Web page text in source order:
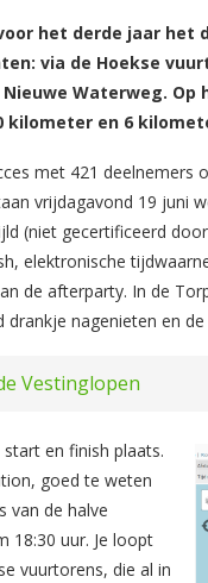
het derde jaar het
via de Hoekse
Waterweg.
kilometer en 6
met 421 deelnemers
vrijdagavond 19 juni
(niet gecertificeerd
elektronische
de afterparty. In de
nagenieten en
Vestinglopen
en finish plaats.
goed te weten
van de halve
18:30 uur. Je loopt
vuurtorens, die al in